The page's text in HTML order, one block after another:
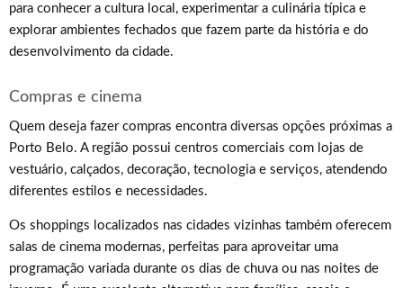
para conhecer a cultura local, experimentar a culinária típica e
explorar ambientes fechados que fazem parte da história e do
desenvolvimento da cidade.
Compras e cinema
Quem deseja fazer compras encontra diversas opções próximas a
Porto Belo. A região possui centros comerciais com lojas de
vestuário, calçados, decoração, tecnologia e serviços, atendendo
diferentes estilos e necessidades.
Os shoppings localizados nas cidades vizinhas também oferecem
salas de cinema modernas, perfeitas para aproveitar uma
programação variada durante os dias de chuva ou nas noites de